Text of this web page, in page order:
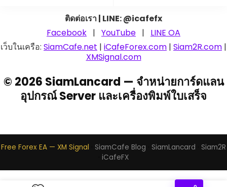
ติดต่อเรา | LINE: @icafefx
Facebook | YouTube |
LINE OA
เว็บในเครือ: SiamCafe.net | iCafeForex.com | Siam2R.com |
XMSignal.com
© 2026 SiamLancard — จำหน่ายการ์ดแลน
อุปกรณ์ Server และเครื่องพิมพ์ใบเสร็จ
Free Forex EA — XM Signal SiamCafe Blog SiamLancard
Siam2R
iCafeFX